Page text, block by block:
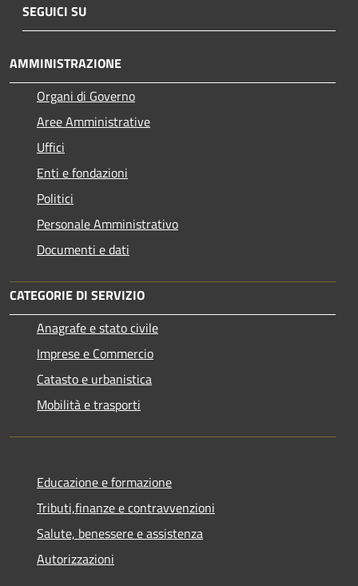
SEGUICI SU
AMMINISTRAZIONE
Organi di Governo
Aree Amministrative
Uffici
Enti e fondazioni
Politici
Personale Amministrativo
Documenti e dati
CATEGORIE DI SERVIZIO
Anagrafe e stato civile
Imprese e Commercio
Catasto e urbanistica
Mobilità e trasporti
Educazione e formazione
Tributi,finanze e contravvenzioni
Salute, benessere e assistenza
Autorizzazioni